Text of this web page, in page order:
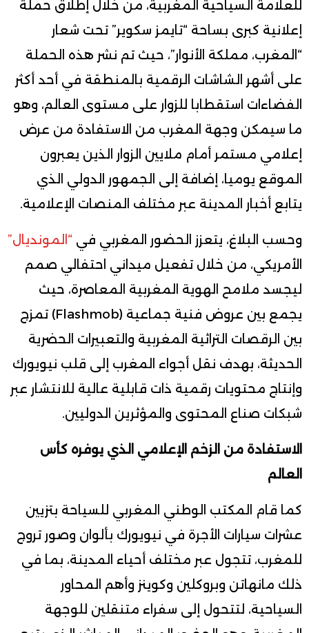
للعلامة السياحية المغربية، من خلال إطلاق حملة
إعلانية كبرى بساحة “تايمز سكوير” تحت شعار
“المغرب، مملكة الأنوار”، حيث تم نشر هذه الحملة
على أشهر الشاشات الرقمية بالمنطقة في أحد أكثر
الفضاءات استقطابا للزوار على مستوى العالم، وهو
ما سيمكن وجهة المغرب من الاستفادة من عرض
إعلامي مستمر أمام ملايين الزوار الذين يعبرون
الموقع يوميا، إضافة إلى الجمهور الدولي الذي
يتابع أخبار المدينة عبر مختلف المنصات الإعلامية.
وحسب البلاغ، يتعزز الحضور المغربي في “المونديال”
الأمريكي، من خلال تفعيل ميداني احتفالي صمم
ليجسد ملامح الهوية المغربية المعاصرة، حيث
يجمع بين عروض فنية جماعية (Flashmob) تمزج
بين الرقصات التراثية المغربية والتعبيرات الحضرية
الحديثة، بهدف نقل أجواء المغرب إلى قلب نيويورك
وإنتاج محتويات رقمية ذات قابلية عالية للانتشار عبر
شبكات صناع المحتوى والمؤثرين الدوليين.
الاستفادة من الزخم الإعلامي الذي يوفره كأس
العالم
كما قام المكتب الوطني المغربي للسياحة بتزيين
عشرات سيارات الأجرة في نيويورك بألوان وصور تروج
للمغرب، تتجول عبر مختلف أحياء المدينة، بما في
ذلك مانهاتن وبروكلين وكوينز وأهم المحاور
السياحية، لتتحول إلى سفراء متنقلين للوجهة